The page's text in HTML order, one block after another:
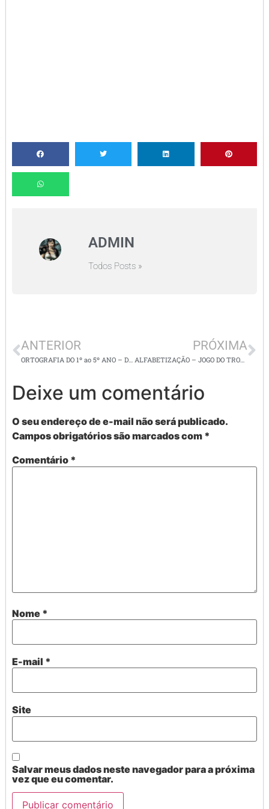
ADMIN
Todos Posts »
ANTERIOR
ORTOGRAFIA DO 1º ao 5º ANO – DIA DA ÀRVORE – ATIVIDADES COM AS SÍLABAS: AR -ER -IR -OR -UR
PRÓXIMA
ALFABETIZAÇÃO – JOGO DO TROCA LETRA E TROCA SÍLABAS – SUPER DIVERTIDO
Deixe um comentário
O seu endereço de e-mail não será publicado.
Campos obrigatórios são marcados com *
Comentário *
Nome *
E-mail *
Site
Salvar meus dados neste navegador para a próxima
vez que eu comentar.